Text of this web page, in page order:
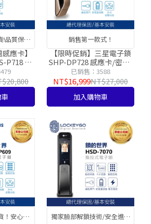
!品質保障
應卡】
指
匙四合
司貨】
銷售第一款式！
【限時促銷】三星電子鎖
SHP-DP728 感應卡/密碼/
藍芽APP/指紋/鑰匙【台灣
總代理公司貨】
已銷售：3588
NT$16,999NT$27,000
加入購物車
！安心有
獨家臉部解鎖技術/安全進門